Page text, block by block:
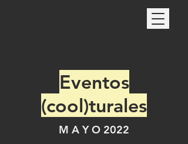
Eventos
(cool)turales
M A Y O 2022